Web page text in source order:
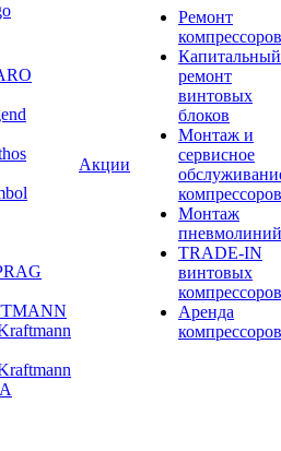
Акции
Ремонт
компрессоров
Капитальный
ремонт
винтовых
блоков
Монтаж и
сервисное
компрессоров
Монтаж
пневмолиний
TRADE-IN
винтовых
компрессоров
Аренда
компрессоров